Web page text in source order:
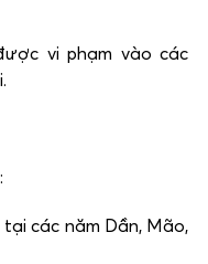
vi phạm vào các
tại các năm Dần, Mão,